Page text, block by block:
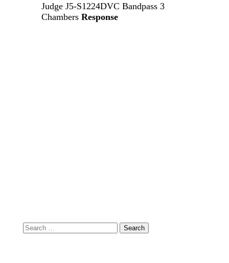
Judge J5-S1224DVC Bandpass 3
ChambersResponse
Search
for: